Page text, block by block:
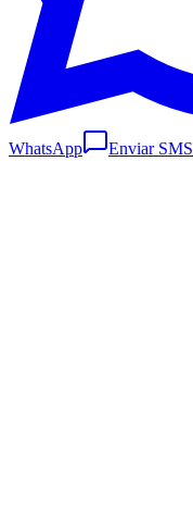
WhatsApp Enviar SMS